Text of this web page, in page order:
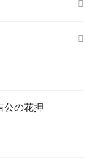
公の花押